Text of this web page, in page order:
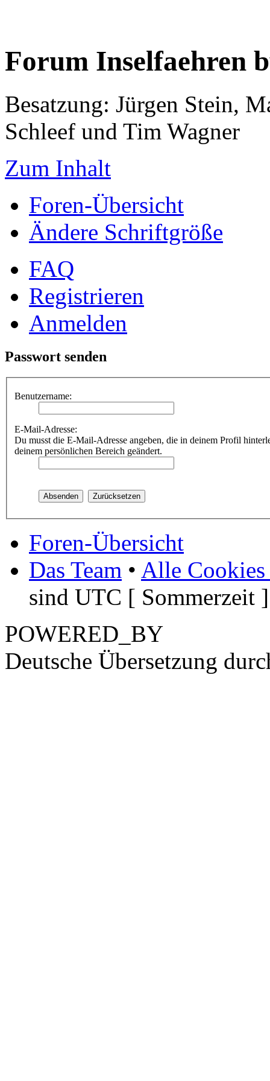
Forum Inselfaehren
Besatzung: Jürgen Stein,
Schleef und Tim Wagner
Zum Inhalt
Foren-Übersicht
Ändere Schriftgröße
FAQ
Registrieren
Anmelden
Passwort senden
Benutzername:
E-Mail-Adresse:
Du musst die E-Mail-Adresse angeben, die in deinem Profil
deinem persönlichen Bereich geändert.
Foren-Übersicht
Das Team • Alle Cookies
sind UTC [ Sommerzeit ]
POWERED_BY
Deutsche Übersetzung